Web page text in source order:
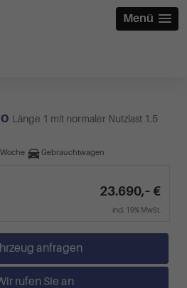
Menü
Länge 1 mit normaler Nutzlast 1.5
Gebrauchtwagen
23.690,– €
incl. 19% MwSt.
anfragen
rufen Sie an